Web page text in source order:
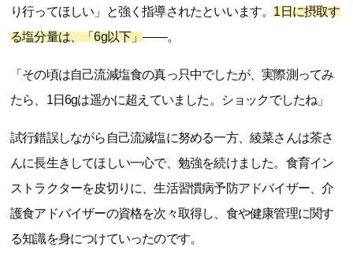
り行ってほしい」と強く指導されたといいます。 1日に摂取す
る塩分量は、「6g以下」――。
「その頃は自己流減塩食の真っ只中でしたが、実際測ってみ
たら、1日6gは遥かに超えていました。ショックでしたね」
試行錯誤しながら自己流減塩に努める一方、綾菜さんは茶さ
んに長生きしてほしい一心で、勉強を続けました。食育イン
ストラクターを皮切りに、生活習慣病予防アドバイザー、介
護食アドバイザーの資格を次々取得し、食や健康管理に関す
る知識を身につけていったのです。